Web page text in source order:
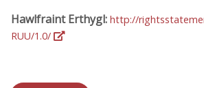
Hawlfraint Erthygl: http://
RUU/1.0/